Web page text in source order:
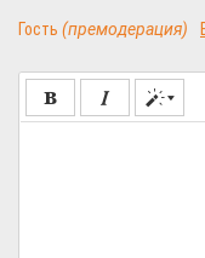
Гость (премодерация)